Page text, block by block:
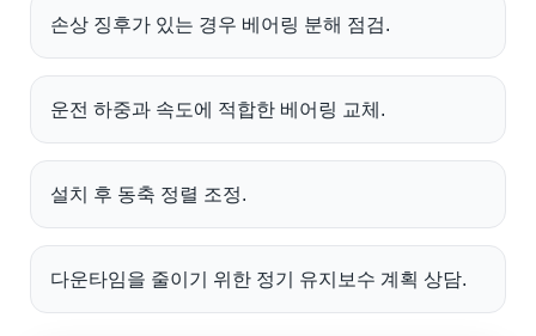
손상 징후가 있는 경우 베어링 분해 점검.
운전 하중과 속도에 적합한 베어링 교체.
설치 후 동축 정렬 조정.
다운타임을 줄이기 위한 정기 유지보수 계획 상담.